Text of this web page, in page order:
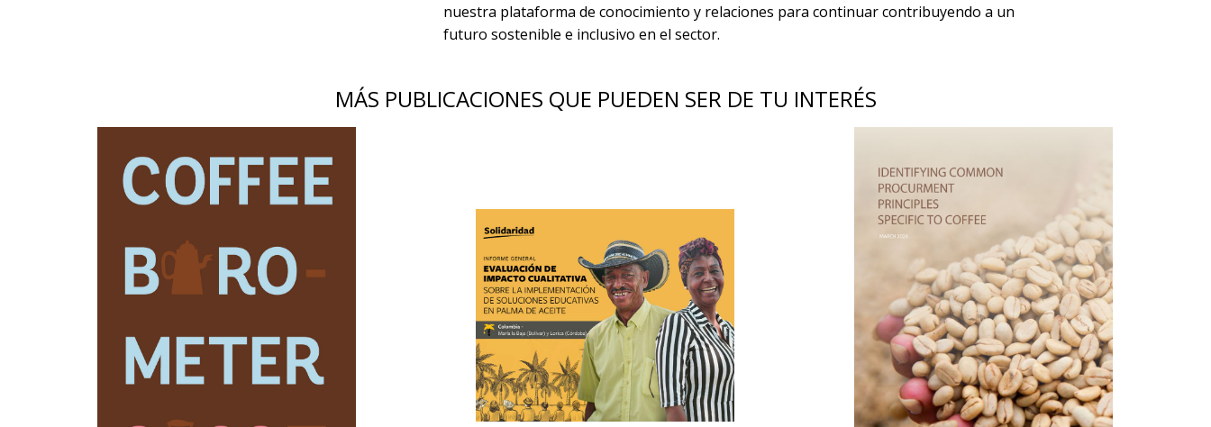
nuestra plataforma de conocimiento y relaciones para continuar contribuyendo a un
futuro sostenible e inclusivo en el sector.
MÁS PUBLICACIONES QUE PUEDEN SER DE TU INTERÉS